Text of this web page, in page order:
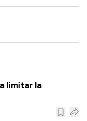
limitar la